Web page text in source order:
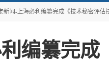
新闻-上海必利编纂完成《技术秘密评估
编纂完成